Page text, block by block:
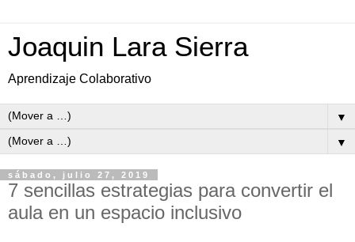
Joaquin Lara Sierra
Aprendizaje Colaborativo
▼
▼
sábado, julio 27, 2019
7 sencillas estrategias para convertir el
aula en un espacio inclusivo